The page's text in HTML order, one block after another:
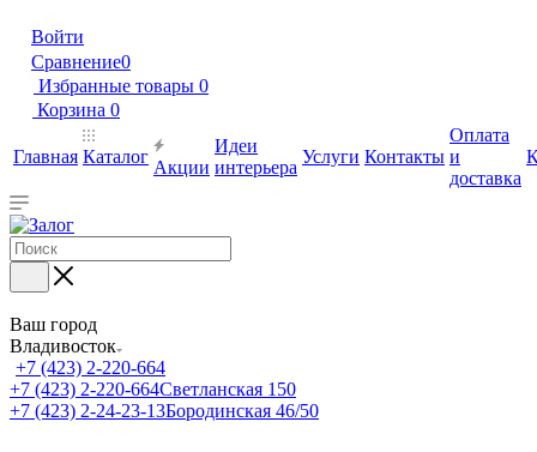
Войти
Сравнение0
Избранные товары 0
Корзина 0
Главная Каталог
Акции
Идеи
интерьера
Услуги Контакты
Оплата
и
доставка
Ваш город
Владивосток
+7 (423) 2-220-664
+7 (423) 2-220-664Светланская 150
+7 (423) 2-24-23-13Бородинская 46/50